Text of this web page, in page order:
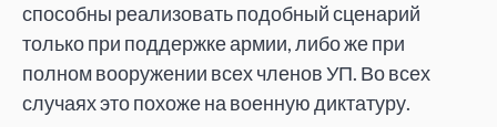
способны реализовать подобный сценарий
только при поддержке армии, либо же при
полном вооружении всех членов УП. Во всех
случаях это похоже на военную диктатуру.